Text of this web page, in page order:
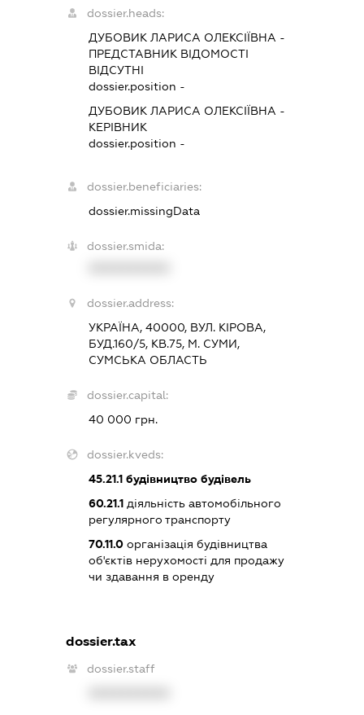
dossier.heads:
ДУБОВИК ЛАРИСА ОЛЕКСІЇВНА -
ПРЕДСТАВНИК ВІДОМОСТІ
ВІДСУТНІ
dossier.position -
ДУБОВИК ЛАРИСА ОЛЕКСІЇВНА -
КЕРІВНИК
dossier.position -
dossier.beneficiaries:
dossier.missingData
dossier.smida:
dossier.address:
УКРАЇНА, 40000, ВУЛ. КІРОВА,
БУД.160/5, КВ.75, М. СУМИ,
СУМСЬКА ОБЛАСТЬ
dossier.capital:
40 000 грн.
dossier.kveds:
45.21.1будівництво будівель
60.21.1діяльність автомобільного
регулярного транспорту
70.11.0організація будівництва
об'єктів нерухомості для продажу
чи здавання в оренду
dossier.tax
dossier.staff